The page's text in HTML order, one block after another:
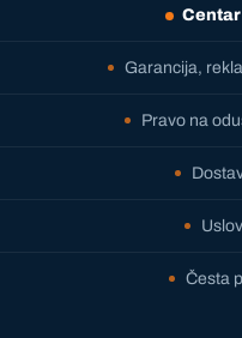
Garancija,
Pravo na
Česta